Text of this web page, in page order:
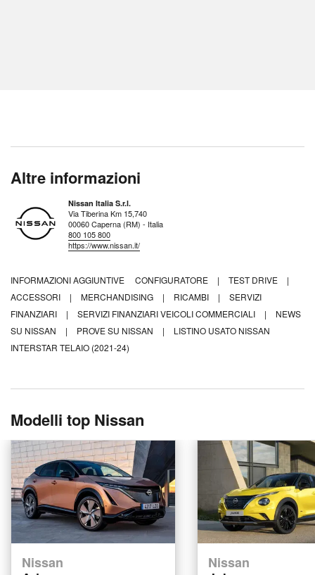
Altre informazioni
Nissan Italia S.r.l.
Via Tiberina Km 15,740
00060 Caperna (RM) - Italia
800 105 800
https://www.nissan.it/
INFORMAZIONI AGGIUNTIVE CONFIGURATORE | TEST DRIVE
|
ACCESSORI
| MERCHANDISING | RICAMBI |
SERVIZI
FINANZIARI
| SERVIZI FINANZIARI VEICOLI COMMERCIALI |
NEWS
SU NISSAN
| PROVE SU NISSAN |
LISTINO USATO NISSAN
INTERSTAR TELAIO (2021-24)
Modelli top Nissan
Nissan
Nissan